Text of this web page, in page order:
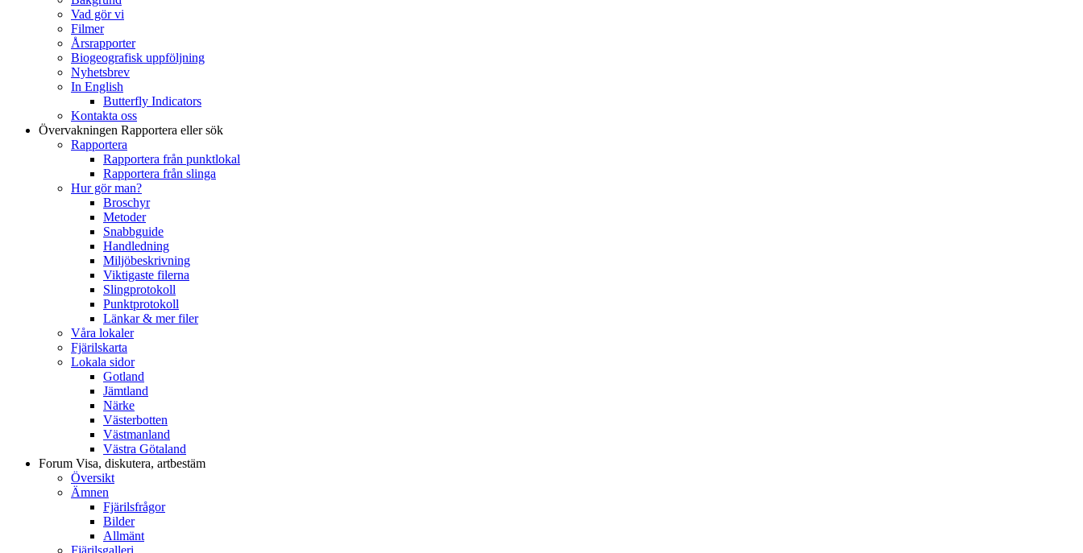
Vad gör vi
Filmer
Årsrapporter
Biogeografisk uppföljning
Nyhetsbrev
In English
Butterfly Indicators
Kontakta oss
Övervakningen Rapportera eller sök
Rapportera
Rapportera från punktlokal
Rapportera från slinga
Hur gör man?
Broschyr
Metoder
Snabbguide
Handledning
Miljöbeskrivning
Viktigaste filerna
Slingprotokoll
Punktprotokoll
Länkar & mer filer
Våra lokaler
Fjärilskarta
Lokala sidor
Gotland
Jämtland
Närke
Västerbotten
Västmanland
Västra Götaland
Forum Visa, diskutera, artbestäm
Översikt
Ämnen
Fjärilsfrågor
Bilder
Allmänt
Fjärilsgalleri